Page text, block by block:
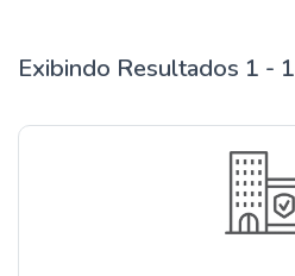
Exibindo Resultados 1 -